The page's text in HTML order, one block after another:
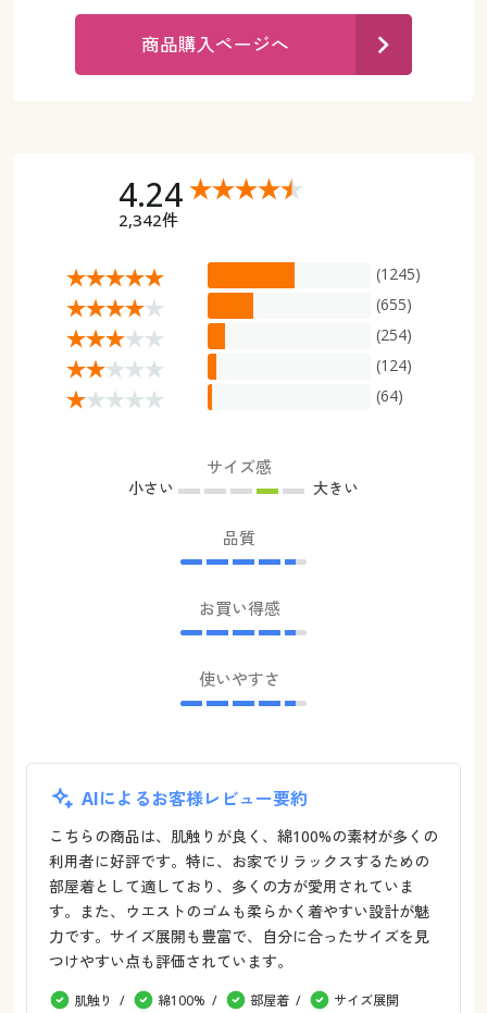
マイページ
閲覧履歴
よくある質問とお問い合わせ
よくある質問とお問い合わせ
商品購入ページへ
4.24
2,342件
(1245)
(655)
(254)
(124)
(64)
サイズ感
小さい 大きい
品質
お買い得感
使いやすさ
AIによるお客様レビュー要約
こちらの商品は、肌触りが良く、綿100%の素材が多くの
利用者に好評です。特に、お家でリラックスするための
部屋着として適しており、多くの方が愛用されていま
す。また、ウエストのゴムも柔らかく着やすい設計が魅
力です。サイズ展開も豊富で、自分に合ったサイズを見
つけやすい点も評価されています。
肌触り 綿100% 部屋着
サイズ展開